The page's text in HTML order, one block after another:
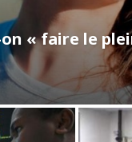
« faire le